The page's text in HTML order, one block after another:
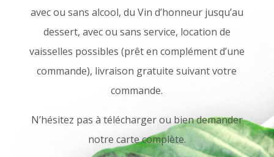
avec ou sans alcool, du Vin d’honneur jusqu’au
dessert, avec ou sans service, location de
vaisselles possibles (prêt en complément d’une
commande), livraison gratuite suivant votre
commande.
N’hésitez pas à télécharger ou bien demander
notre carte complète.